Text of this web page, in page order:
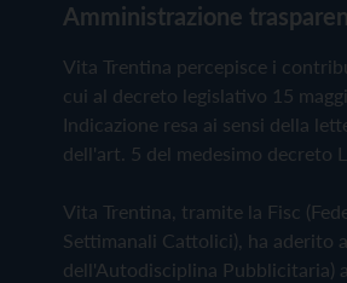
Amministrazione
Vita Trentina percepisce i
cui al decreto legislativo 15
Indicazione resa ai sensi della
dell'art. 5 del medesimo decreto
Vita Trentina, tramite la Fisc
Settimanali Cattolici), ha aderito
dell'Autodisciplina Pubblicitaria)